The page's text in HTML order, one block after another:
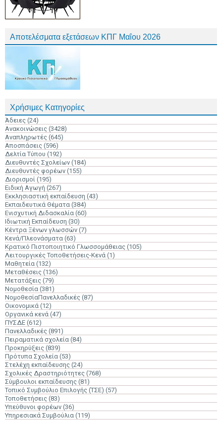
Αποτελέσματα εξετάσεων ΚΠΓ Μαΐου 2026
Χρήσιμες Κατηγορίες
Άδειες (24)
Ανακοινώσεις (3428)
Αναπληρωτές (645)
Αποσπάσεις (596)
Δελτία Τύπου (192)
Διευθυντές Σχολείων (184)
Διευθυντές φορέων (155)
Διορισμοί (195)
Ειδική Αγωγή (267)
Εκκλησιαστική εκπαίδευση (43)
Εκπαιδευτικά Θέματα (384)
Ενισχυτική Διδασκαλία (60)
Ιδιωτική Εκπαίδευση (30)
Κέντρα Ξένων γλωσσών (7)
Κενά/Πλεονάσματα (63)
Κρατικό Πιστοποιητικό Γλωσσομάθειας (105)
Λειτουργικές Τοποθετήσεις-Κενά (1)
Μαθητεία (132)
Μεταθέσεις (136)
Μετατάξεις (79)
Νομοθεσία (381)
ΝομοθεσίαΠανελλαδικές (87)
Οικονομικά (12)
Οργανικά κενά (47)
ΠΥΣΔΕ (612)
Πανελλαδικές (891)
Πειραματικά σχολεία (84)
Προκηρύξεις (839)
Πρότυπα Σχολεία (53)
Στελέχη εκπαίδευσης (24)
Σχολικές Δραστηριότητες (768)
Σύμβουλοι εκπαίδευσης (81)
Τοπικό Συμβούλιο Επιλογής (ΤΣΕ) (57)
Τοποθετήσεις (83)
Υπεύθυνοι φορέων (36)
Υπηρεσιακά Συμβούλια (119)